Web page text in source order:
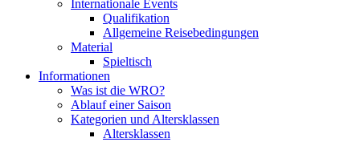
Internationale Events
Qualifikation
Allgemeine Reisebedingungen
Material
Spieltisch
Informationen
Was ist die WRO?
Ablauf einer Saison
Kategorien und Altersklassen
Altersklassen